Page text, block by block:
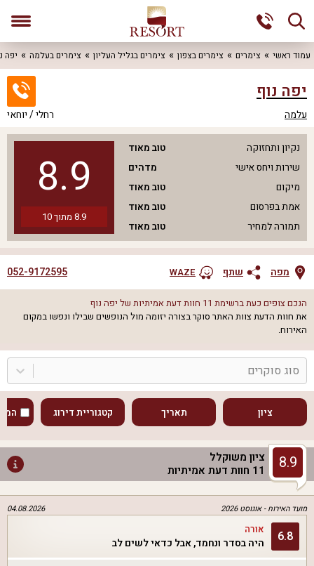
עמוד ראשי צימרים צימרים בצפון צימרים בגליל העליון צימרים בעלמה יפה
יפה נוף
עלמה רחלי / יוחאי
נקיון ותחזוקה
טוב מאוד
שירות ויחס אישי
מדהים
מיקום
טוב מאוד
אמת בפרסום
טוב מאוד
תמורה למחיר
טוב מאוד
8.9
8.9 מתוך10
מפה שתף WAZE
052-9172595
הנכם צופים כעת ברשימת 11 חוות דעת אמיתיות של יפה נוף
את חוות הדעת צוות האתר סוקר בצורה יזומה מול הנופשים שבילו ונפשו במקום
האירוח.
סוג סוקרים
ציון תאריך קטגוריית דירוג
8.9
ציון משוקלל
11 חוות דעת אמיתיות
מועד האירוח -אוגוסט 2026 04.08.2026
6.8 אורה
היה בסדר ונחמד, אבל כדאי לשים לב